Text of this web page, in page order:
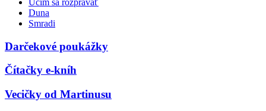
Učím sa rozprávať
Duna
Smradi
Darčekové poukážky
Čítačky e-kníh
Vecičky od Martinusu